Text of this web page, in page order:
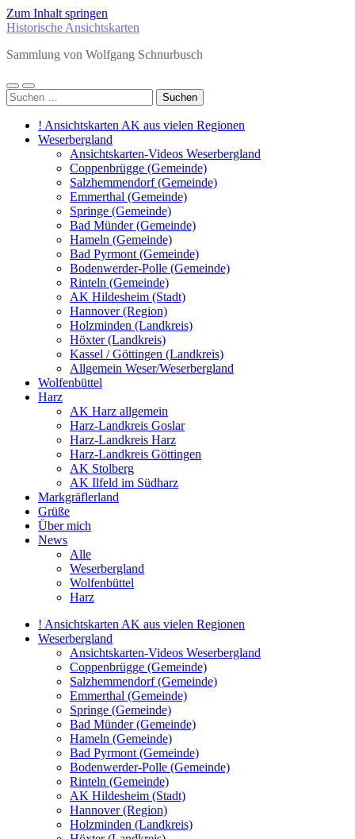
Zum Inhalt springen
Historische Ansichtskarten
Sammlung von Wolfgang Schnurbusch
Mobile-
Menü
Suchfeld
ein-/ausblenden
Suchen
nach:
! Ansichtskarten AK aus vielen Regionen
Weserbergland
Ansichtskarten-Videos Weserbergland
Coppenbrügge (Gemeinde)
Salzhemmendorf (Gemeinde)
Emmerthal (Gemeinde)
Springe (Gemeinde)
Bad Münder (Gemeinde)
Hameln (Gemeinde)
Bad Pyrmont (Gemeinde)
Bodenwerder-Polle (Gemeinde)
Rinteln (Gemeinde)
AK Hildesheim (Stadt)
Hannover (Region)
Holzminden (Landkreis)
Höxter (Landkreis)
Kassel / Göttingen (Landkreis)
Allgemein Weser/Weserbergland
Wolfenbüttel
Harz
AK Harz allgemein
Harz-Landkreis Goslar
Harz-Landkreis Harz
Harz-Landkreis Göttingen
AK Stolberg
AK Ilfeld im Südharz
Markgräflerland
Grüße
Über mich
News
Alle
Weserbergland
Wolfenbüttel
Harz
! Ansichtskarten AK aus vielen Regionen
Weserbergland
Ansichtskarten-Videos Weserbergland
Coppenbrügge (Gemeinde)
Salzhemmendorf (Gemeinde)
Emmerthal (Gemeinde)
Springe (Gemeinde)
Bad Münder (Gemeinde)
Hameln (Gemeinde)
Bad Pyrmont (Gemeinde)
Bodenwerder-Polle (Gemeinde)
Rinteln (Gemeinde)
AK Hildesheim (Stadt)
Hannover (Region)
Holzminden (Landkreis)